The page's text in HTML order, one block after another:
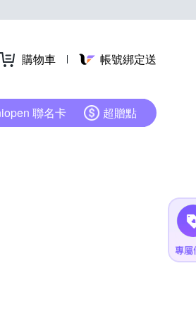
購物車 帳號綁定送
聯名卡 超贈點